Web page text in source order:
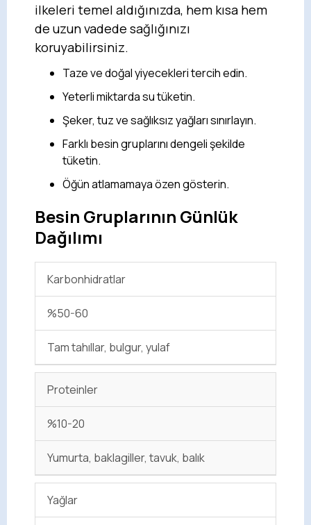
ilkeleri temel aldığınızda, hem kısa hem
de uzun vadede sağlığınızı
koruyabilirsiniz.
Taze ve doğal yiyecekleri tercih edin.
Yeterli miktarda su tüketin.
Şeker, tuz ve sağlıksız yağları sınırlayın.
Farklı besin gruplarını dengeli şekilde
tüketin.
Öğün atlamamaya özen gösterin.
Besin Gruplarının Günlük
Dağılımı
Karbonhidratlar
%50-60
Tam tahıllar, bulgur, yulaf
Proteinler
%10-20
Yumurta, baklagiller, tavuk, balık
Yağlar